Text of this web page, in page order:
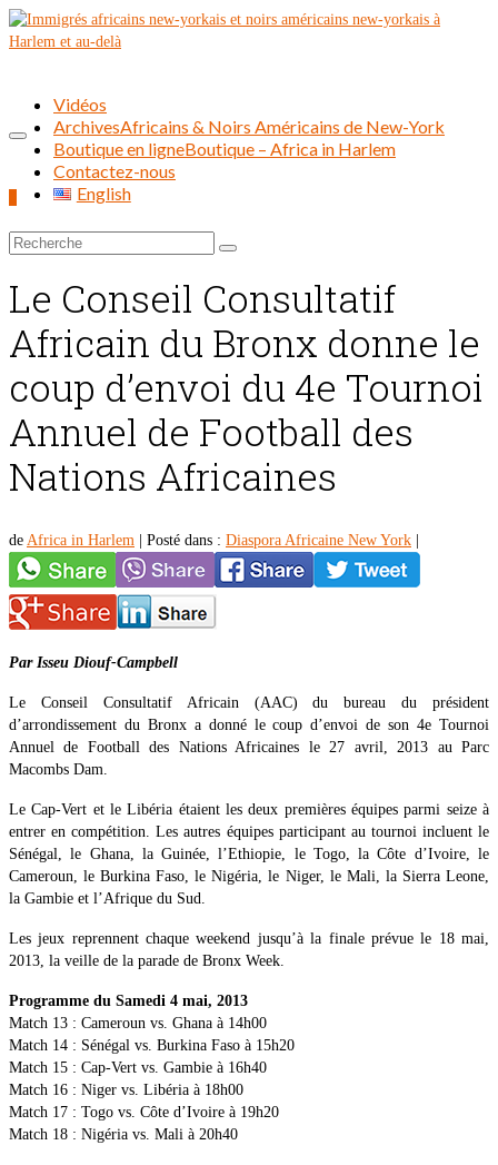
Rechercher :
Vidéos
ArchivesAfricains & Noirs Américains de New-York
Boutique en ligneBoutique – Africa in Harlem
Contactez-nous
English
Le Conseil Consultatif
Africain du Bronx donne le
coup d’envoi du 4e Tournoi
Annuel de Football des
Nations Africaines
de Africa in Harlem Posté dans : Diaspora Africaine New York
Par Isseu Diouf-Campbell
Le Conseil Consultatif Africain (AAC) du bureau du président
d’arrondissement du Bronx a donné le coup d’envoi de son 4e Tournoi
Annuel de Football des Nations Africaines le 27 avril, 2013 au Parc
Macombs Dam.
Le Cap-Vert et le Libéria étaient les deux premières équipes parmi seize à
entrer en compétition. Les autres équipes participant au tournoi incluent le
Sénégal, le Ghana, la Guinée, l’Ethiopie, le Togo, la Côte d’Ivoire, le
Cameroun, le Burkina Faso, le Nigéria, le Niger, le Mali, la Sierra Leone,
la Gambie et l’Afrique du Sud.
Les jeux reprennent chaque weekend jusqu’à la finale prévue le 18 mai,
2013, la veille de la parade de Bronx Week.
Programme du Samedi 4 mai, 2013
Match 13 : Cameroun vs. Ghana à 14h00
Match 14 : Sénégal vs. Burkina Faso à 15h20
Match 15 : Cap-Vert vs. Gambie à 16h40
Match 16 : Niger vs. Libéria à 18h00
Match 17 : Togo vs. Côte d’Ivoire à 19h20
Match 18 : Nigéria vs. Mali à 20h40